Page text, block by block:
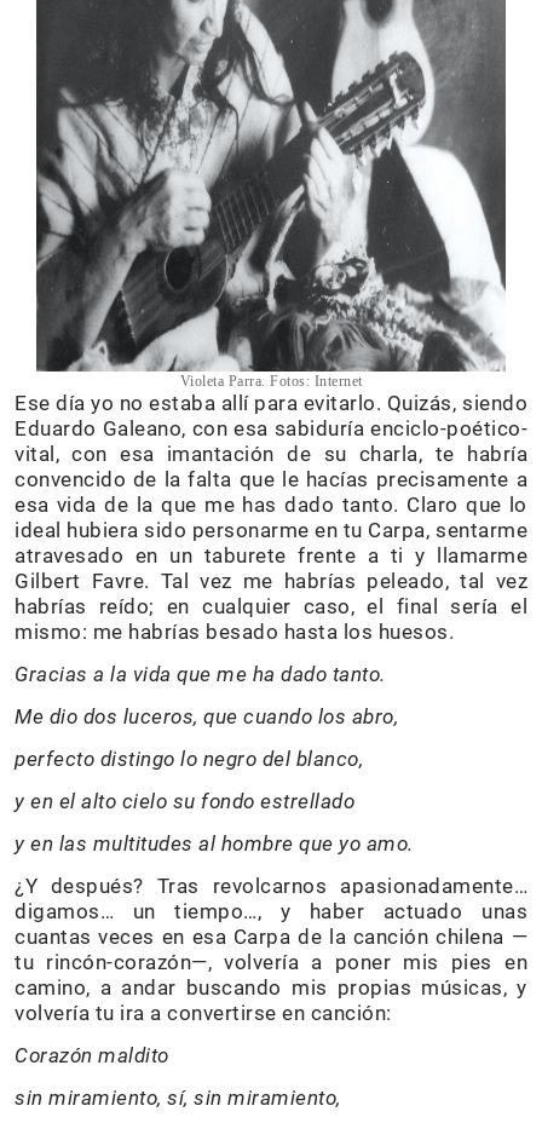
Violeta Parra. Fotos: Internet
Ese día yo no estaba allí para evitarlo. Quizás, siendo
Eduardo Galeano, con esa sabiduría enciclo-poético-
vital, con esa imantación de su charla, te habría
convencido de la falta que le hacías precisamente a
esa vida de la que me has dado tanto. Claro que lo
ideal hubiera sido personarme en tu Carpa, sentarme
atravesado en un taburete frente a ti y llamarme
Gilbert Favre. Tal vez me habrías peleado, tal vez
habrías reído; en cualquier caso, el final sería el
mismo: me habrías besado hasta los huesos.
Gracias a la vida que me ha dado tanto.
Me dio dos luceros, que cuando los abro,
perfecto distingo lo negro del blanco,
y en el alto cielo su fondo estrellado
y en las multitudes al hombre que yo amo.
¿Y después? Tras revolcarnos apasionadamente…
digamos… un tiempo…, y haber actuado unas
cuantas veces en esa Carpa de la canción chilena —
tu rincón-corazón—, volvería a poner mis pies en
camino, a andar buscando mis propias músicas, y
volvería tu ira a convertirse en canción:
Corazón maldito
sin miramiento, sí, sin miramiento,